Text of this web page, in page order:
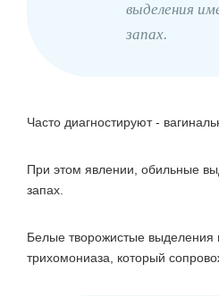
выделения
запах.
Часто диагностируют -
При этом явлении, обильные
запах.
Белые творожистые выделения
трихомониаза, который